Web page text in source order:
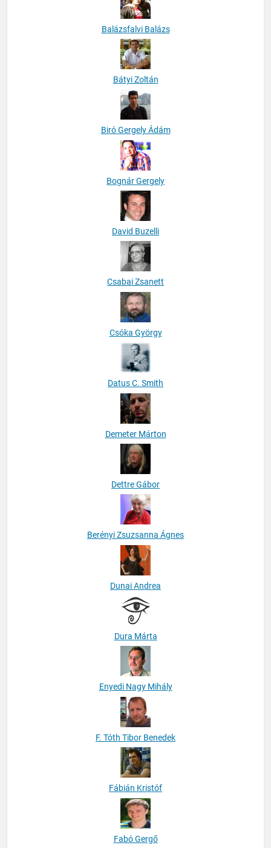
Balázsfalvi Balázs
Bátyi Zoltán
Biró Gergely Ádám
Bognár Gergely
David Buzelli
Csabai Zsanett
Csóka György
Datus C. Smith
Demeter Márton
Dettre Gábor
Berényi Zsuzsanna Ágnes
Dunai Andrea
Dura Márta
Enyedi Nagy Mihály
F. Tóth Tibor Benedek
Fábián Kristóf
Fabó Gergő